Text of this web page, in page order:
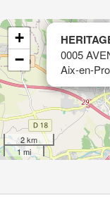
0005
Aix-en-
+
−
2 km
1 mi